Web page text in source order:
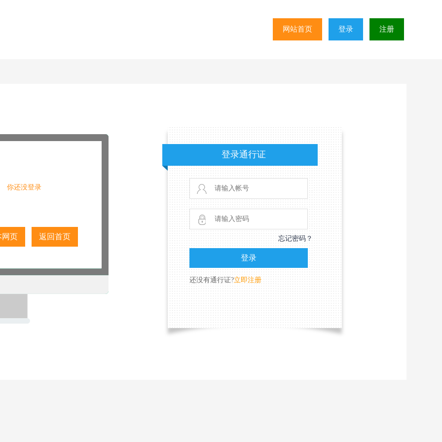
网站首页 登录 注册
你还没登录
网页 返回首页
登录通行证
忘记密码？
还没有通行证?立即注册